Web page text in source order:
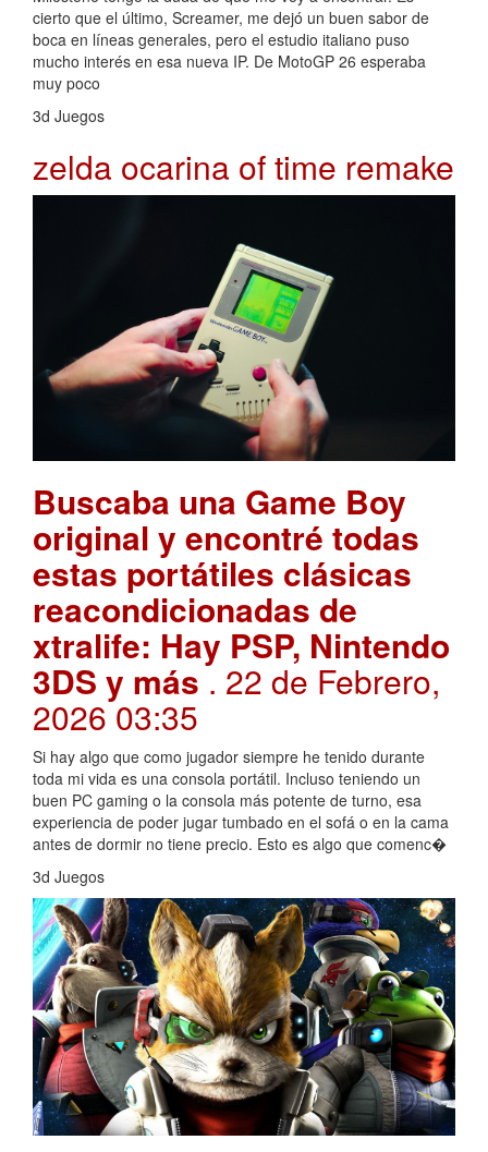
cierto que el último, Screamer, me dejó un buen sabor de
boca en líneas generales, pero el estudio italiano puso
mucho interés en esa nueva IP. De MotoGP 26 esperaba
muy poco
3d Juegos
zelda ocarina of time remake
Buscaba una Game Boy
original y encontré todas
estas portátiles clásicas
reacondicionadas de
xtralife: Hay PSP, Nintendo
3DS y más. 22 de Febrero,
2026 03:35
Si hay algo que como jugador siempre he tenido durante
toda mi vida es una consola portátil. Incluso teniendo un
buen PC gaming o la consola más potente de turno, esa
experiencia de poder jugar tumbado en el sofá o en la cama
antes de dormir no tiene precio. Esto es algo que comenc�
3d Juegos